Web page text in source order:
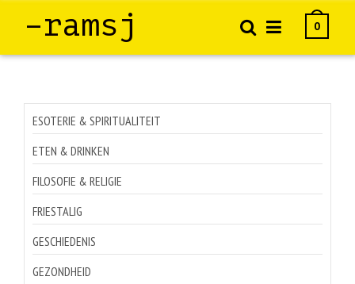
–ramsj 0
ESOTERIE & SPIRITUALITEIT
ETEN & DRINKEN
FILOSOFIE & RELIGIE
FRIESTALIG
GESCHIEDENIS
GEZONDHEID